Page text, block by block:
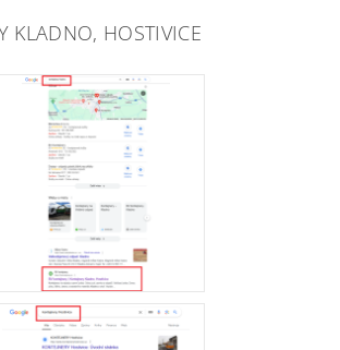
KLADNO, HOSTIVICE